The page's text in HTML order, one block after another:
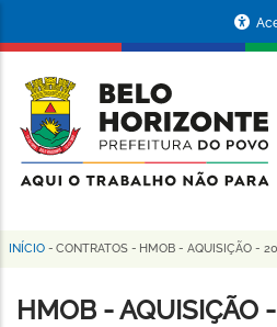
conteúdo
principal
da
Prefeitura
de
Horizonte
Trilha
de
INÍCIO - CONTRATOS - HMOB - AQUISIÇÃO -
HMOB - AQUISIÇÃO